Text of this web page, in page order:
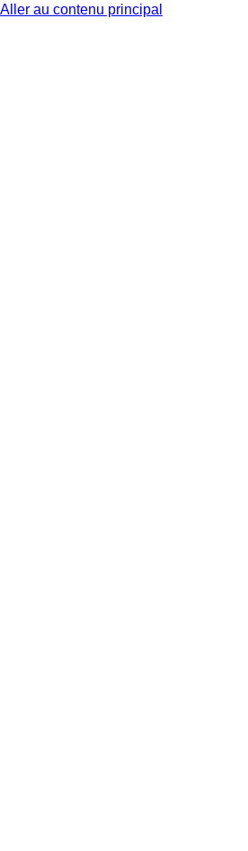
Aller au contenu principal